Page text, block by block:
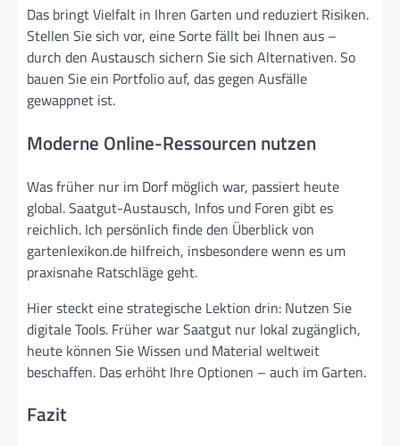
Das bringt Vielfalt in Ihren Garten und reduziert Risiken.
Stellen Sie sich vor, eine Sorte fällt bei Ihnen aus –
durch den Austausch sichern Sie sich Alternativen. So
bauen Sie ein Portfolio auf, das gegen Ausfälle
gewappnet ist.
Moderne Online-Ressourcen nutzen
Was früher nur im Dorf möglich war, passiert heute
global. Saatgut-Austausch, Infos und Foren gibt es
reichlich. Ich persönlich finde den Überblick von
gartenlexikon.de hilfreich, insbesondere wenn es um
praxisnahe Ratschläge geht.
Hier steckt eine strategische Lektion drin: Nutzen Sie
digitale Tools. Früher war Saatgut nur lokal zugänglich,
heute können Sie Wissen und Material weltweit
beschaffen. Das erhöht Ihre Optionen – auch im Garten.
Fazit